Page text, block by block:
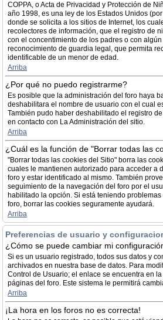
COPPA, o Acta de Privacidad y Protección de
año 1998, es una ley de los Estados Unidos
donde se solicita a los sitios de Internet, los
recolectores de información, que el registro de
con el concentimiento de los padres o con
reconocimiento de guardia legal, que permita
identificable de un menor de edad.
Arriba
¿Por qué no puedo registrarme?
Es posible que la administración del foro haya
deshabilitara el nombre de usuario con el cual
También pudo haber deshabilitado el registro
en contacto con La Administración del sitio.
Arriba
¿Cuál es la función de "Borrar todas las
"Borrar todas las cookies del Sitio" borra las
cuales le mantienen autorizado para acceder a
foro y estar identificado al mismo. También
seguimiento de la navegación del foro por el
habilitado la opción. Si está teniendo
foro, borrar las cookies seguramente ayudará.
Arriba
Preferencias de usuario y
¿Cómo se puede cambiar mi
Si es un usuario registrado, todos sus datos y
archivados en nuestra base de datos. Para
Control de Usuario; el enlace se encuentra en
páginas del foro. Este sistema le permitirá
Arriba
¡La hora en los foros no es correcta!